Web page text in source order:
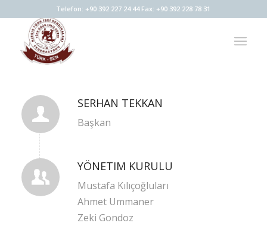
Telefon: +90 392 227 24 44 Fax: +90 392 228 78 31
SERHAN TEKKAN
Başkan
YÖNETIM KURULU
Mustafa Kılıçoğluları
Ahmet Ummaner
Zeki Gondoz